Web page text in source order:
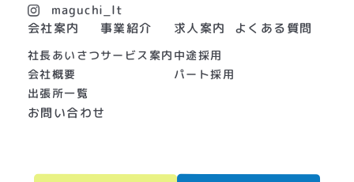
maguchi_lt
会社案内
社長あいさつ
会社概要
出張所一覧
事業紹介
サービス案内
求人案内
中途採用
パート採用
よくある質問
お問い合わせ